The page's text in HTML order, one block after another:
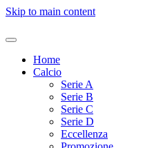
Skip to main content
Home
Calcio
Serie A
Serie B
Serie C
Serie D
Eccellenza